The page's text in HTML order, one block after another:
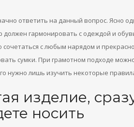
ответить на данный вопрос. Ясно
должен гармонировать с одеждой и
сочетаться с любым нарядом и
сумки. При грамотном подходе
нужно лишь изучить некоторые
изделие,
носить